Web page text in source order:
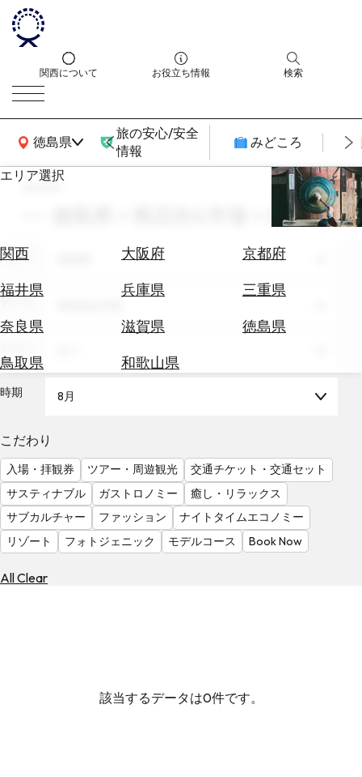
関西について お役立ち情報 検索
徳島県
関西広域MAP
旅の安心/安全
情報
みどころ
エリア選択
関西 大阪府
京都府
福井県
兵庫県
三重県
奈良県
滋賀県
徳島県
鳥取県
和歌山県
エ
券
テ
を
調
べ
る
天
気
を
見
る
search
徳島県 × 商店街&市場 × 8月
エリア
テーマ
時期 8月
こだわり
入場・拝観券 ツアー・周遊観光
交通チケット・交通セット
サスティナブル
ガストロノミー
癒し・リラックス
サブカルチャー
ファッション
ナイトタイムエコノミー
リゾート
フォトジェニック モデルコース Book Now
All Clear
該当するデータは0件です。